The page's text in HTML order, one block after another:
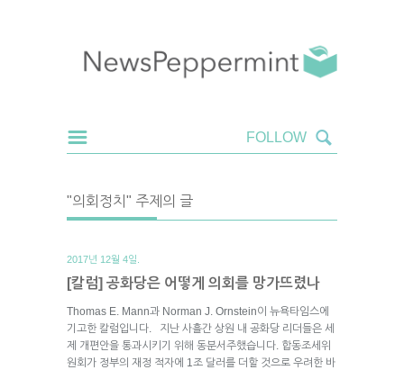
"의회정치" 주제의 글
2017년 12월 4일.
[칼럼] 공화당은 어떻게 의회를 망가뜨렸나
Thomas E. Mann과 Norman J. Ornstein이 뉴욕타임스에
기고한 칼럼입니다. 지난 사흘간 상원 내 공화당 리더들은 세
제 개편안을 통과시키기 위해 동분서주했습니다. 합동조세위
원회가 정부의 재정 적자에 1조 달러를 더할 것으로 우려한 바